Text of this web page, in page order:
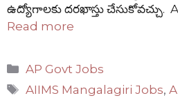
ఉద్యోగాలకు దరఖాస్తు చేసుకోవచ్చు.
Read more
Categories
AP Govt Jobs
Tags
AIIMS Mangalagiri Jobs,